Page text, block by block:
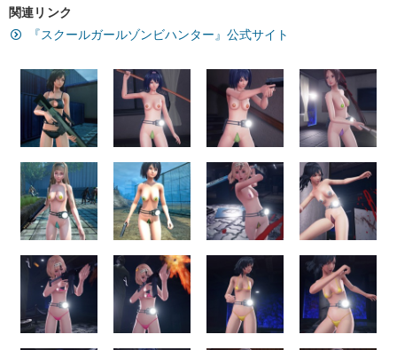
関連リンク
『スクールガールゾンビハンター』公式サイト